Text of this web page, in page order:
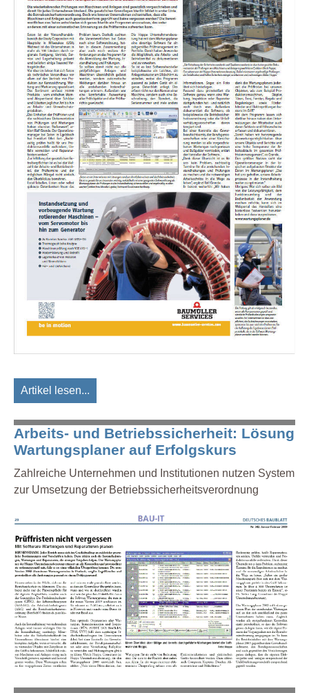
Artikel lesen...
Arbeits- und Betriebssicherheit: Lösung
Wartungsplaner auf Erfolgskurs
Zahlreiche Unternehmen und Institutionen nutzen System
zur Umsetzung der Betriebssicherheitsverordnung